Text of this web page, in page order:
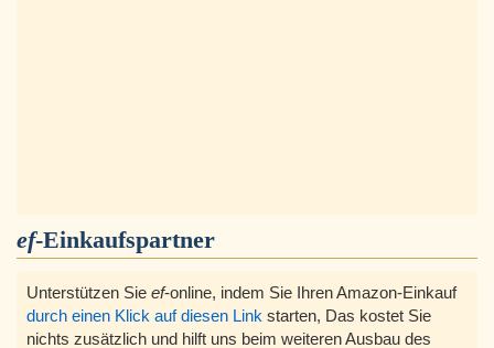
ef-Einkaufspartner
Unterstützen Sie ef-online, indem Sie Ihren Amazon-Einkauf
durch einen Klick auf diesen Link starten, Das kostet Sie
nichts zusätzlich und hilft uns beim weiteren Ausbau des